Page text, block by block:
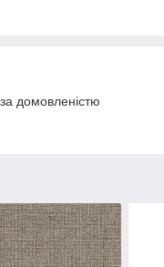
домовленістю